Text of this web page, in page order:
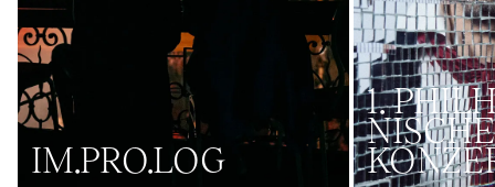
IM.PRO.LOG
1.